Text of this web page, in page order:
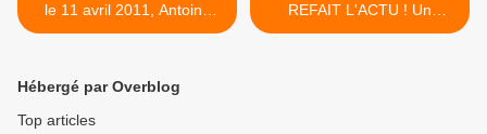
le 11 avril 2011, Antoine
Glaser dit (enfin) ce qu'il
REFAIT L'ACTU ! Un
antidote à la morosité
Hébergé par Overblog
Top articles